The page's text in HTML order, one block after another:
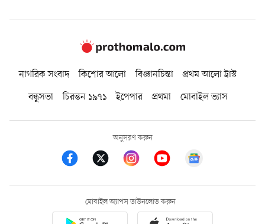
নাগরিক সংবাদ কিশোর আলো বিজ্ঞানচিন্তা
প্রথম আলো ট্রাস্ট
বন্ধুসভা
চিরন্তন ১৯৭১ ইপেপার প্রথমা মোবাইল ভ্যাস
অনুসরণ করুন
মোবাইল অ্যাপস ডাউনলোড করুন